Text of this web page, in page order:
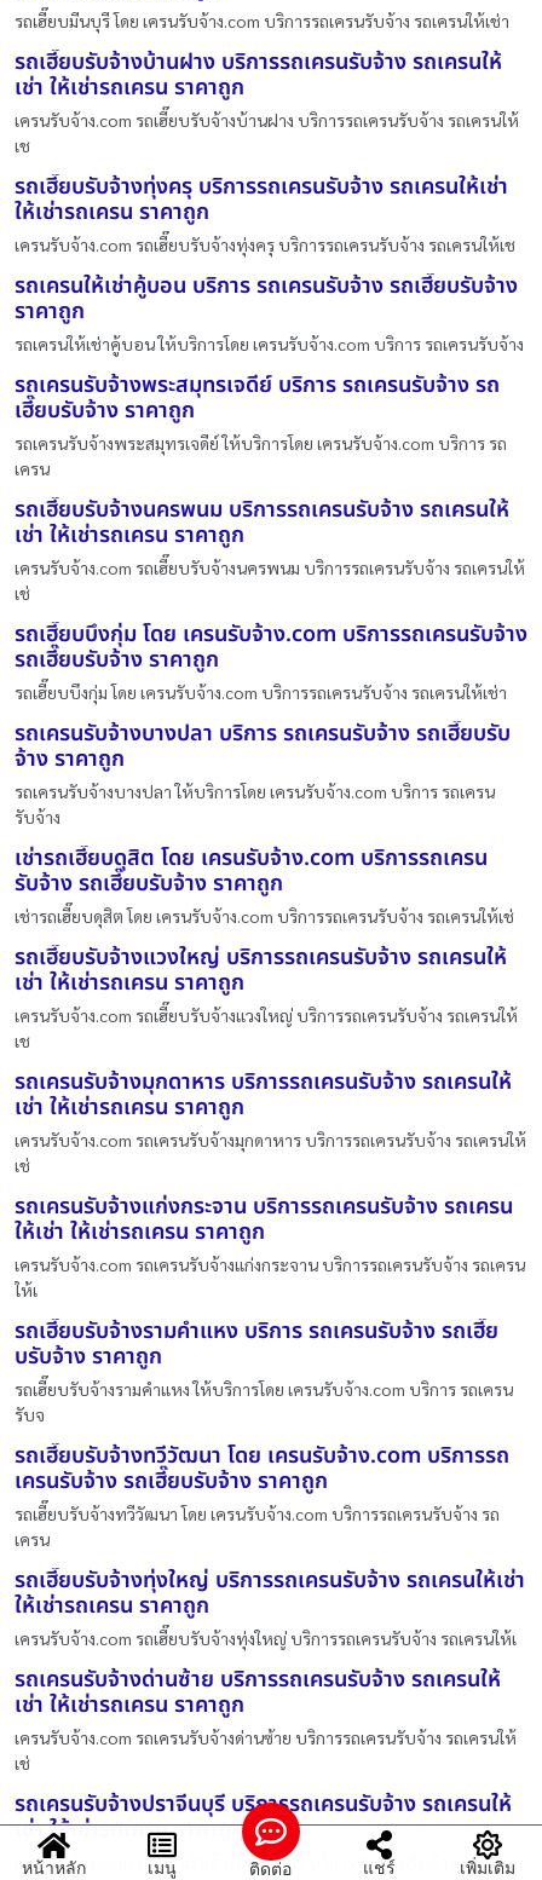
รถเฮี๊ยบมีนบุรี โดย เครนรับจ้าง.com บริการรถเครนรับจ้าง รถเครนให้เช่า
รถเฮี๊ยบรับจ้างบ้านฝาง บริการรถเครนรับจ้าง รถเครนให้
เช่า ให้เช่ารถเครน ราคาถูก
เครนรับจ้าง.com รถเฮี๊ยบรับจ้างบ้านฝาง บริการรถเครนรับจ้าง รถเครนให้
เช
รถเฮี๊ยบรับจ้างทุ่งครุ บริการรถเครนรับจ้าง รถเครนให้เช่า
ให้เช่ารถเครน ราคาถูก
เครนรับจ้าง.com รถเฮี๊ยบรับจ้างทุ่งครุ บริการรถเครนรับจ้าง รถเครนให้เช
รถเครนให้เช่าคู้บอน บริการ รถเครนรับจ้าง รถเฮี๊ยบรับจ้าง
ราคาถูก
รถเครนให้เช่าคู้บอน ให้บริการโดย เครนรับจ้าง.com บริการ รถเครนรับจ้าง
รถเครนรับจ้างพระสมุทรเจดีย์ บริการ รถเครนรับจ้าง รถ
เฮี๊ยบรับจ้าง ราคาถูก
รถเครนรับจ้างพระสมุทรเจดีย์ ให้บริการโดย เครนรับจ้าง.com บริการ รถ
เครน
รถเฮี๊ยบรับจ้างนครพนม บริการรถเครนรับจ้าง รถเครนให้
เช่า ให้เช่ารถเครน ราคาถูก
เครนรับจ้าง.com รถเฮี๊ยบรับจ้างนครพนม บริการรถเครนรับจ้าง รถเครนให้
เช่
รถเฮี๊ยบบึงกุ่ม โดย เครนรับจ้าง.com บริการรถเครนรับจ้าง
รถเฮี๊ยบรับจ้าง ราคาถูก
รถเฮี๊ยบบึงกุ่ม โดย เครนรับจ้าง.com บริการรถเครนรับจ้าง รถเครนให้เช่า
รถเครนรับจ้างบางปลา บริการ รถเครนรับจ้าง รถเฮี๊ยบรับ
จ้าง ราคาถูก
รถเครนรับจ้างบางปลา ให้บริการโดย เครนรับจ้าง.com บริการ รถเครน
รับจ้าง
เช่ารถเฮี๊ยบดุสิต โดย เครนรับจ้าง.com บริการรถเครน
รับจ้าง รถเฮี๊ยบรับจ้าง ราคาถูก
เช่ารถเฮี๊ยบดุสิต โดย เครนรับจ้าง.com บริการรถเครนรับจ้าง รถเครนให้เช่
รถเฮี๊ยบรับจ้างแวงใหญ่ บริการรถเครนรับจ้าง รถเครนให้
เช่า ให้เช่ารถเครน ราคาถูก
เครนรับจ้าง.com รถเฮี๊ยบรับจ้างแวงใหญ่ บริการรถเครนรับจ้าง รถเครนให้
เช
รถเครนรับจ้างมุกดาหาร บริการรถเครนรับจ้าง รถเครนให้
เช่า ให้เช่ารถเครน ราคาถูก
เครนรับจ้าง.com รถเครนรับจ้างมุกดาหาร บริการรถเครนรับจ้าง รถเครนให้
เช่
รถเครนรับจ้างแก่งกระจาน บริการรถเครนรับจ้าง รถเครน
ให้เช่า ให้เช่ารถเครน ราคาถูก
เครนรับจ้าง.com รถเครนรับจ้างแก่งกระจาน บริการรถเครนรับจ้าง รถเครน
ให้เ
รถเฮี๊ยบรับจ้างรามคำแหง บริการ รถเครนรับจ้าง รถเฮี๊ย
บรับจ้าง ราคาถูก
รถเฮี๊ยบรับจ้างรามคำแหง ให้บริการโดย เครนรับจ้าง.com บริการ รถเครน
รับจ
รถเฮี๊ยบรับจ้างทวีวัฒนา โดย เครนรับจ้าง.com บริการรถ
เครนรับจ้าง รถเฮี๊ยบรับจ้าง ราคาถูก
รถเฮี๊ยบรับจ้างทวีวัฒนา โดย เครนรับจ้าง.com บริการรถเครนรับจ้าง รถ
เครน
รถเฮี๊ยบรับจ้างทุ่งใหญ่ บริการรถเครนรับจ้าง รถเครนให้เช่า
ให้เช่ารถเครน ราคาถูก
เครนรับจ้าง.com รถเฮี๊ยบรับจ้างทุ่งใหญ่ บริการรถเครนรับจ้าง รถเครนให้เ
รถเครนรับจ้างด่านซ้าย บริการรถเครนรับจ้าง รถเครนให้
เช่า ให้เช่ารถเครน ราคาถูก
เครนรับจ้าง.com รถเครนรับจ้างด่านซ้าย บริการรถเครนรับจ้าง รถเครนให้
เช่
รถเครนรับจ้างปราจีนบุรี บริการรถเครนรับจ้าง รถเครนให้
เช่า ให้เช่ารถเครน ราคาถูก
เครนรับจ้าง.com รถเครนรับจ้างปราจีนบุรี บริการรถเครนรับจ้าง รถเครน
หน้าหลัก เมนู ติดต่อ แชร์ เพิ่มเติม